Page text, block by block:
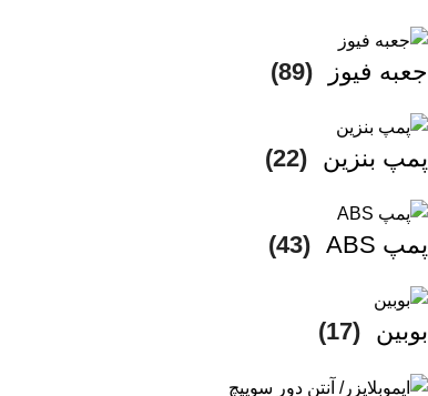
جعبه فیوز (89)
پمپ بنزین (22)
پمپ ABS (43)
بوبین (17)